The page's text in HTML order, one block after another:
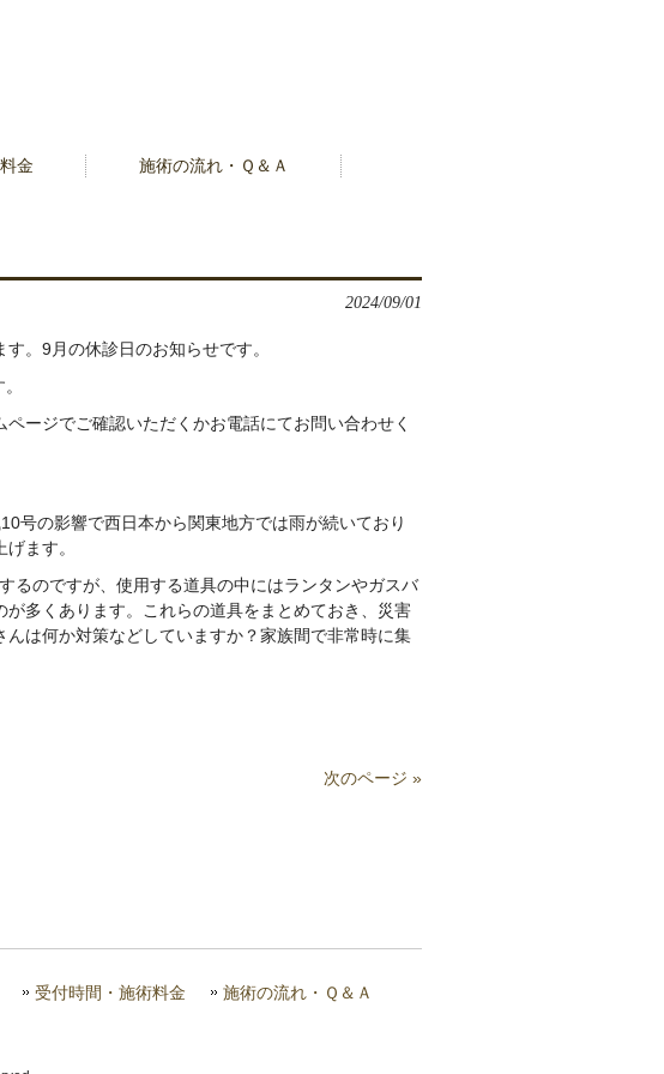
金 施術の流れ・Ｑ＆Ａ
2024/09/01
。9月の休診日のお知らせです。
ージでご確認いただくかお電話にてお問い合わせく
号の影響で西日本から関東地方では雨が続いており
ます。
るのですが、使用する道具の中にはランタンやガスバ
多くあります。これらの道具をまとめておき、災害
は何か対策などしていますか？家族間で非常時に集
次のページ »
受付時間・施術料金 施術の流れ・Ｑ＆Ａ